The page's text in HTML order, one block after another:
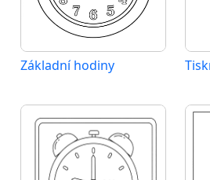
Základní hodiny